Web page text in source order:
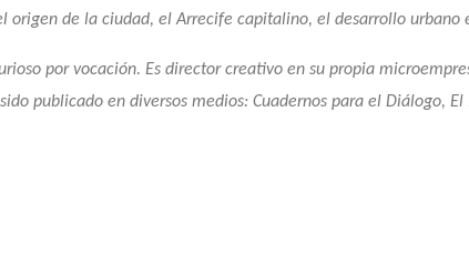
origen de la ciudad, el Arrecife capitalino, el desarrollo urbano
por vocación. Es director creativo en su propia
publicado en diversos medios: Cuadernos para el Diálogo, El